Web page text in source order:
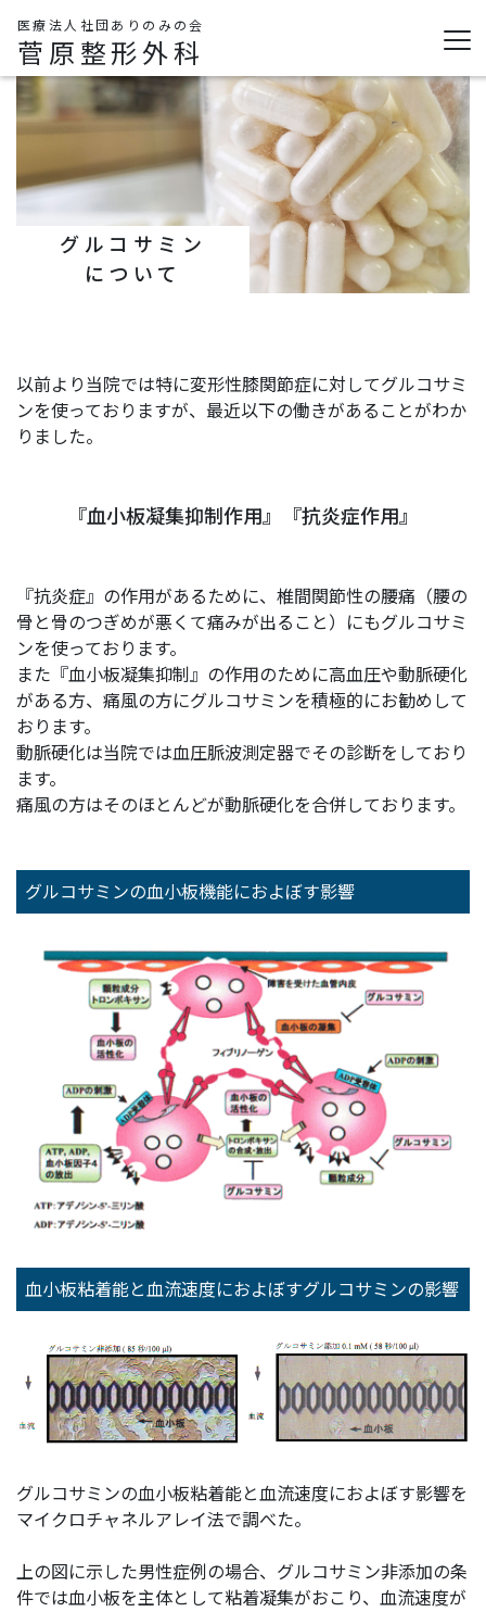
医療法人社団ありのみの会
菅原整形外科
グルコサミン
について
以前より当院では特に変形性膝関節症に対してグルコサミ
ンを使っておりますが、最近以下の働きがあることがわか
りました。
『血小板凝集抑制作用』『抗炎症作用』
『抗炎症』の作用があるために、椎間関節性の腰痛（腰の
骨と骨のつぎめが悪くて痛みが出ること）にもグルコサミ
ンを使っております。
また『血小板凝集抑制』の作用のために高血圧や動脈硬化
がある方、痛風の方にグルコサミンを積極的にお勧めして
おります。
動脈硬化は当院では血圧脈波測定器でその診断をしており
ます。
痛風の方はそのほとんどが動脈硬化を合併しております。
グルコサミンの血小板機能におよぼす影響
血小板粘着能と血流速度におよぼすグルコサミンの影響
グルコサミンの血小板粘着能と血流速度におよぼす影響を
マイクロチャネルアレイ法で調べた。
上の図に示した男性症例の場合、グルコサミン非添加の条
件では血小板を主体として粘着凝集がおこり、血流速度が